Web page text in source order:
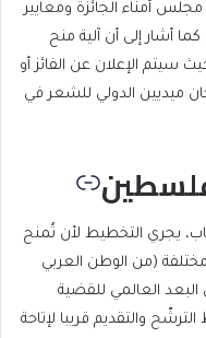
أمناء الجائزة ومعايير
أشار إلى أن آلية منح
سيتم الإعلان عن الفائز أو
ميديين الدولي للشعر في
يجري التخطيط لأن تُمنح
(من الوطن العربي
البعد العالمي للقضية
والتقديم قريبا لإتاحة